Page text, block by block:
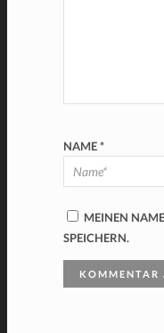
NAME*
MEINEN
SPEICHERN.